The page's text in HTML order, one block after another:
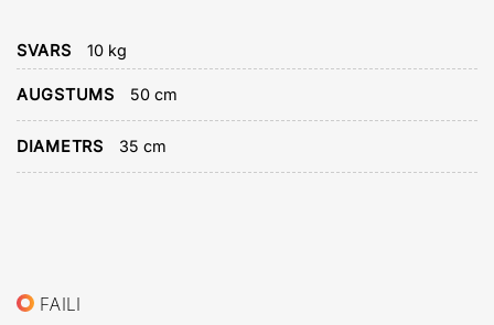
SVARS 10 kg
AUGSTUMS 50 cm
DIAMETRS 35 cm
FAILI